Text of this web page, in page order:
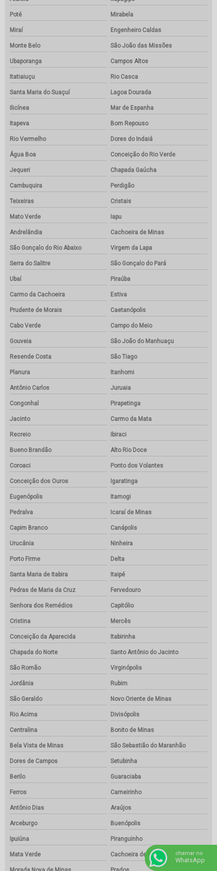
Poté Mirabela
Miraí Engenheiro Caldas
Monte Belo São João das Missões
Ubaporanga Campos Altos
Itatiaiuçu Rio Casca
Santa Maria do Suaçuí Lagoa Dourada
Ilicínea Mar de Espanha
Itapeva Bom Repouso
Rio Vermelho Dores do Indaiá
Água Boa Conceição do Rio Verde
Jequeri Chapada Gaúcha
Cambuquira Perdigão
Teixeiras Cristais
Mato Verde Iapu
Andrelândia Cachoeira de Minas
São Gonçalo do Rio Abaixo Virgem da Lapa
Serra do Salitre São Gonçalo do Pará
Ubaí Piraúba
Carmo da Cachoeira Estiva
Prudente de Morais Caetanópolis
Cabo Verde Campo do Meio
Gouveia São João do Manhuaçu
Resende Costa São Tiago
Planura Itanhomi
Antônio Carlos Juruaia
Congonhal Pirapetinga
Jacinto Carmo da Mata
Recreio Ibiraci
Bueno Brandão Alto Rio Doce
Coroaci Ponto dos Volantes
Conceição dos Ouros Igaratinga
Eugenópolis Itamogi
Pedralva Icaraí de Minas
Capim Branco Canápolis
Urucânia Ninheira
Porto Firme Delta
Santa Maria de Itabira Itaipé
Pedras de Maria da Cruz Fervedouro
Senhora dos Remédios Capitólio
Cristina Mercês
Conceição da Aparecida Itabirinha
Chapada do Norte Santo Antônio do Jacinto
São Romão Virginópolis
Jordânia Rubim
São Geraldo Novo Oriente de Minas
Rio Acima Divisópolis
Centralina Bonito de Minas
Bela Vista de Minas São Sebastião do Maranhão
Dores de Campos Setubinha
Berilo Guaraciaba
Ferros Carneirinho
Antônio Dias Araújos
Arceburgo Buenópolis
Ipuiúna Piranguinho
Mata Verde Cachoeira de Pajeú chamar no
WhatsApp